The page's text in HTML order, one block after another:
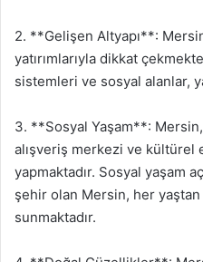
2. **Gelişen Altyapı**:
yatırımlarıyla dikkat
sistemleri ve sosyal alanlar,
3. **Sosyal Yaşam**:
alışveriş merkezi ve
yapmaktadır. Sosyal yaşam
şehir olan Mersin, her
sunmaktadır.